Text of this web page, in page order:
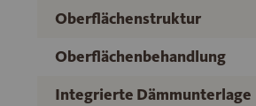
Oberflächenstruktur
Oberflächenbehandlung
Integrierte Dämmunterlage